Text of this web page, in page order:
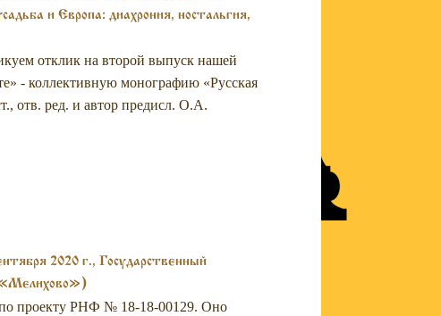
и Европа: диахрония, ностальгия,
отклик на второй выпуск нашей
- коллективную монографию «Русская
отв. ред. и автор предисл. О.А.
2020 г., Государственный
«Мелихово»)
по проекту РНФ № 18-18-00129. Оно